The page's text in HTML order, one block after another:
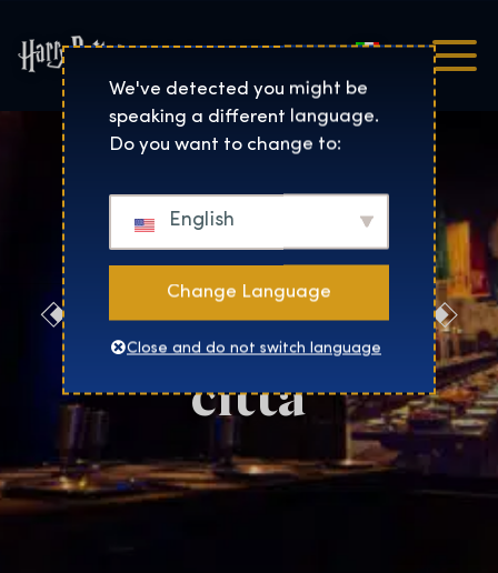
Harry Potter™: The
Italiano
Nomina la tua
città
We've detected you might be
speaking a different language.
Do you want to change to:
English
Change Language
Close and do not switch language